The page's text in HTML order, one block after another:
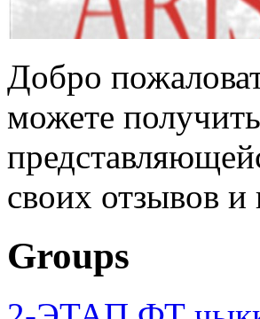
Добро
можете
своих отзывов
Groups